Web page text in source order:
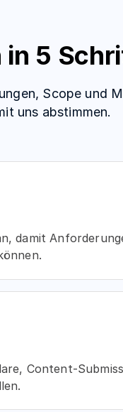
in 5
Scope und
uns abstimmen.
damit
Content-